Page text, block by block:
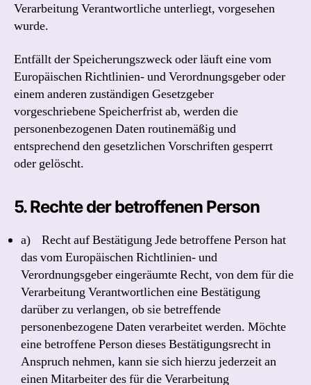
Verarbeitung Verantwortliche unterliegt, vorgesehen
wurde.
Entfällt der Speicherungszweck oder läuft eine vom
Europäischen Richtlinien- und Verordnungsgeber oder
einem anderen zuständigen Gesetzgeber
vorgeschriebene Speicherfrist ab, werden die
personenbezogenen Daten routinemäßig und
entsprechend den gesetzlichen Vorschriften gesperrt
oder gelöscht.
5. Rechte der betroffenen Person
a) Recht auf Bestätigung Jede betroffene Person hat
das vom Europäischen Richtlinien- und
Verordnungsgeber eingeräumte Recht, von dem für die
Verarbeitung Verantwortlichen eine Bestätigung
darüber zu verlangen, ob sie betreffende
personenbezogene Daten verarbeitet werden. Möchte
eine betroffene Person dieses Bestätigungsrecht in
Anspruch nehmen, kann sie sich hierzu jederzeit an
einen Mitarbeiter des für die Verarbeitung